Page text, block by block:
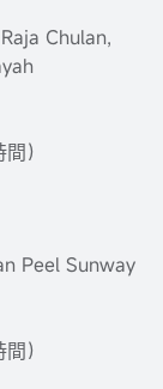
Chulan,
）
Peel Sunway
）